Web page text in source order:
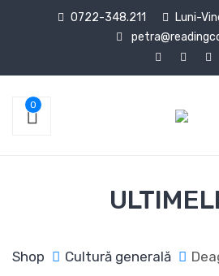
0722-348.211
Luni-
0
Shop Cultură generală